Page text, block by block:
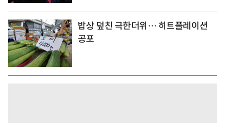
밥상 덮친 극한더위… 히트플레이션
공포